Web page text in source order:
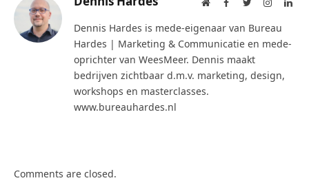
WebsiteFacebook
TwitterInstagram
Dennis Hardes is mede-eigenaar van Bureau
Hardes | Marketing & Communicatie en mede-
oprichter van WeesMeer. Dennis maakt
bedrijven zichtbaar d.m.v. marketing, design,
workshops en masterclasses.
www.bureauhardes.nl
Comments are closed.